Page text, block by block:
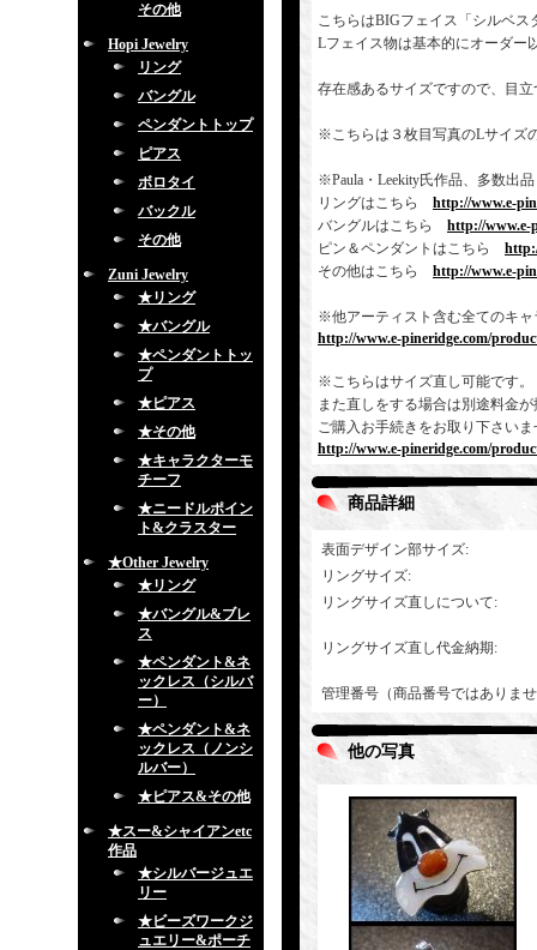
その他
Hopi Jewelry
リング
バングル
ペンダントトップ
ピアス
ボロタイ
バックル
その他
Zuni Jewelry
★リング
★バングル
★ペンダントトッ
プ
★ピアス
★その他
★キャラクターモ
チーフ
★ニードルポイン
ト&クラスター
★Other Jewelry
★リング
★バングル&ブレ
ス
★ペンダント&ネ
ックレス（シルバ
ー）
★ペンダント&ネ
ックレス（ノンシ
ルバー）
★ピアス&その他
★スー&シャイアンetc
作品
★シルバージュエ
リー
★ビーズワークジ
ュエリー&ポーチ
こちらはBIGフェイス「シルベ
Lフェイス物は基本的にオーダー
存在感あるサイズですので、目
※こちらは３枚目写真のLサイズ
※Paula・Leekity氏作品、多数出
リングはこちら http://www.e-
バングルはこちら http://www.e-
ピン＆ペンダントはこちら
その他はこちら http://www.e-
※他アーティスト含む全てのキ
http://www.e-pineridge.com/
※こちらはサイズ直し可能です
また直しをする場合は別途料金
ご購入お手続きをお取り下さいま
http://www.e-pineridge.com/
商品詳細
表面デザイン部サイズ:
リングサイズ:
リングサイズ直しについて:
リングサイズ直し代金納期:
管理番号（商品番号ではありま
他の写真